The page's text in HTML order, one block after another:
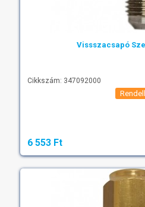
Vissszacsapó
Cikkszám: 347092000
6 553 Ft‎